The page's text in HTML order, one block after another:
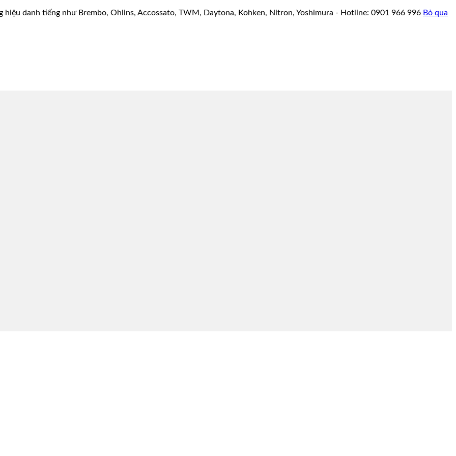
hiệu danh tiếng như Brembo, Ohlins, Accossato, TWM, Daytona, Kohken, Nitron, Yoshimura - Hotline: 0901 966 996 Bỏ qua